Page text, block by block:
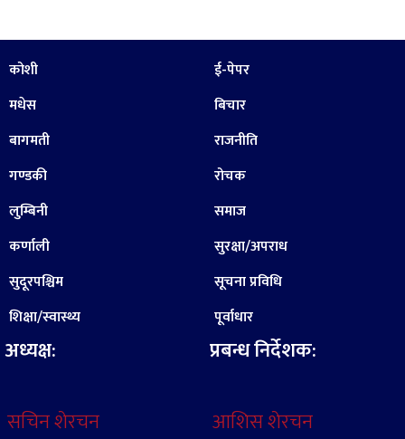
कोशी
मधेस
बागमती
गण्डकी
लुम्बिनी
कर्णाली
सुदूरपश्चिम
शिक्षा/स्वास्थ्य
अध्यक्ष:
सचिन शेरचन
ई-पेपर
बिचार
राजनीति
रोचक
समाज
सुरक्षा/अपराध
सूचना प्रविधि
पूर्वाधार
प्रबन्ध निर्देशक:
आशिस शेरचन